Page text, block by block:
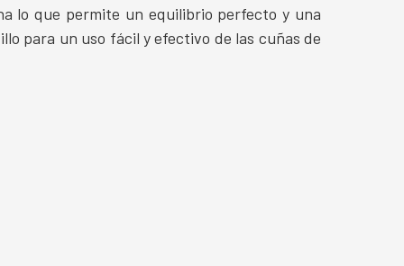
lo que permite un equilibrio perfecto y una
para un uso fácil y efectivo de las cuñas de